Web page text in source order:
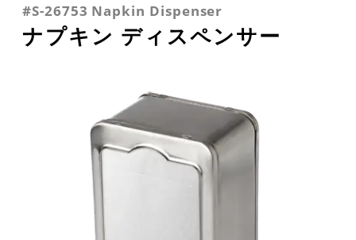
#S-26753 Napkin Dispenser
ナプキン ディスペンサー